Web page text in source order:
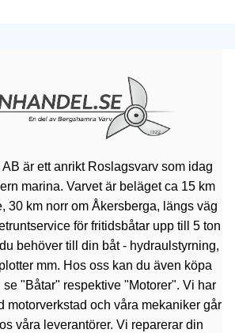
är ett anrikt Roslagsvarv som idag
marina. Varvet är beläget ca 15 km
30 km norr om Åkersberga, längs väg
för fritidsbåtar upp till 5 ton
behöver till din båt - hydraulstyrning,
mm. Hos oss kan du även köpa
se "Båtar" respektive "Motorer". Vi har
motorverkstad och våra mekaniker går
våra leverantörer. Vi reparerar din